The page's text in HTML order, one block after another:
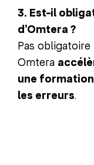
3. Est-il
d’Omtera ?
Pas
Omtera
une
les erreurs.